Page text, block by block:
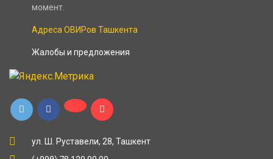
момент.
Адреса ОВИРов Ташкента
Жалобы и предложения
ул. Ш. Руставели, 28, Ташкент